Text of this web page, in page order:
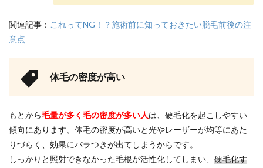
関連記事： これってNG！？施術前に知っておきたい脱毛前後の注
意点
体毛の密度が高い
もとから毛量が多く毛の密度が多い人は、硬毛化を起こしやすい
傾向にあります。体毛の密度が高いと光やレーザーが均等にあた
りづらく、効果にバラつきが出てしまうからです。
しっかりと照射できなかった毛根が活性化してしまい、 硬毛化す